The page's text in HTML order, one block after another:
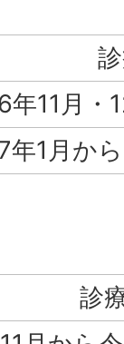
年11月・
年1月か
診